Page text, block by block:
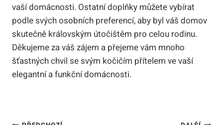
vaší domácnosti. Ostatní doplňky můžete vybírat
podle svých osobních preferencí, aby byl váš domov
skutečně královským útočištěm pro celou rodinu.
Děkujeme za váš zájem a přejeme vám mnoho
šťastných chvil se svým kočičím přítelem ve vaší
elegantní a funkční domácnosti.